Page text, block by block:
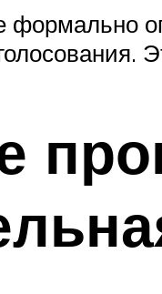
формально